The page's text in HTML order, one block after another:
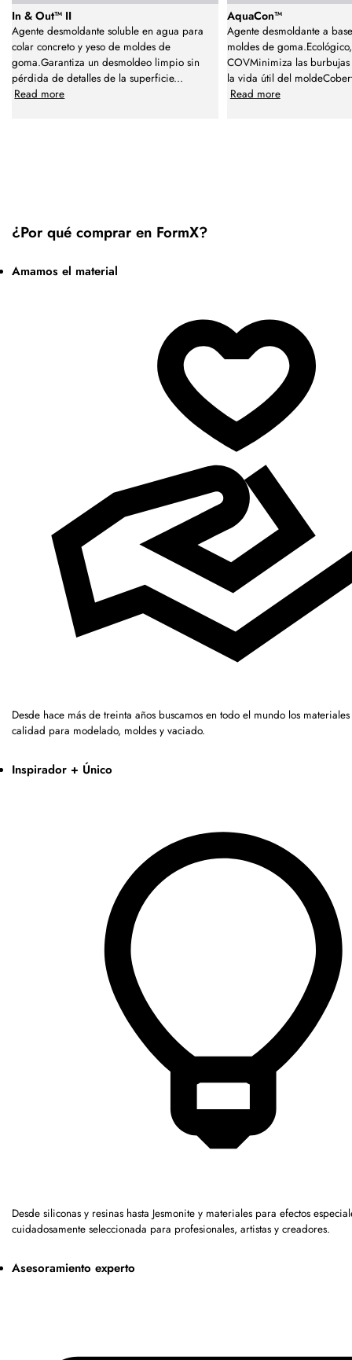
In & Out™ II
Agente desmoldante soluble en agua para
colar concreto y yeso de moldes de
goma.Garantiza un desmoldeo limpio sin
pérdida de detalles de la superficie...
Read more
AquaCon™
Agente desmoldante a
moldes de
COVMinimiza las
la vida útil del
Read more
¿Por qué comprar en FormX?
Amamos el material
Desde hace más de treinta años buscamos en todo el mundo los
calidad para modelado, moldes y vaciado.
Inspirador + Único
Desde siliconas y resinas hasta Jesmonite y materiales para efectos
cuidadosamente seleccionada para profesionales, artistas y creadores.
Asesoramiento experto